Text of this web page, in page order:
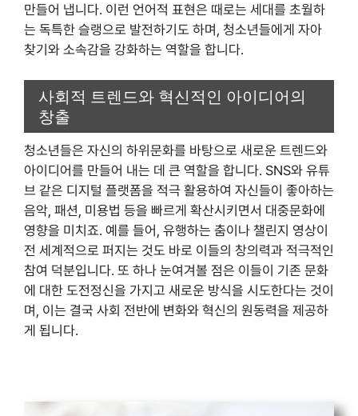
만들어 냅니다. 이런 언어적 표현은 때로는 세대를 초월하
는 독특한 슬랭으로 발전하기도 하며, 청소년들에게 자아
찾기와 소속감을 강화하는 역할을 합니다.
사회적 트렌드와 혁신적인 아이디어의
창출
청소년들은 자신의 하위문화를 바탕으로 새로운 트렌드와
아이디어를 만들어 내는 데 큰 역할을 합니다. SNS와 유튜
브 같은 디지털 플랫폼을 적극 활용하여 자신들이 좋아하는
음악, 패션, 미용법 등을 빠르게 확산시키면서 대중문화에
영향을 미치죠. 예를 들어, 유행하는 춤이나 챌린지 영상이
전 세계적으로 퍼지는 것도 바로 이들의 창의력과 적극적인
참여 덕분입니다. 또 하나 눈여겨볼 점은 이들이 기존 문화
에 대한 도전정신을 가지고 새로운 방식을 시도한다는 것이
며, 이는 결국 사회 전반에 변화와 혁신의 원동력을 제공하
게 됩니다.